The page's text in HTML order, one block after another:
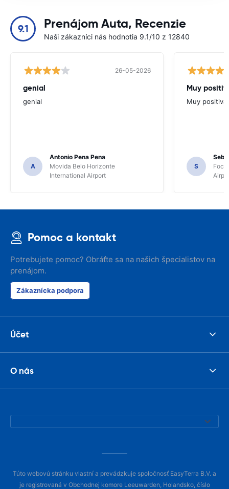
9.1 Prenájom Auta, Recenzie
Naši zákazníci nás hodnotia 9.1/10 z 12840
26-05-2026
genial
genial
A
Antonio Pena Pena
Movida Belo Horizonte
International Airport
Muy
Muy positiva
S
Foco
Pomoc a kontakt
Potrebujete pomoc? Obráťte sa na našich špecialistov na
prenájom.
Zákaznícka podpora
Účet
O nás
Túto webovú stránku vlastní a prevádzkuje spoločnosť EasyTerra B.V. a
je registrovaná v Obchodnej komore Leeuwarden, Holandsko, číslo